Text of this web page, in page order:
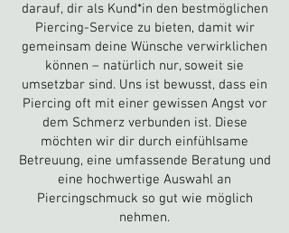
darauf, dir als Kund*in den bestmöglichen
Piercing-Service zu bieten, damit wir
gemeinsam deine Wünsche verwirklichen
können – natürlich nur, soweit sie
umsetzbar sind. Uns ist bewusst, dass ein
Piercing oft mit einer gewissen Angst vor
dem Schmerz verbunden ist. Diese
möchten wir dir durch einfühlsame
Betreuung, eine umfassende Beratung und
eine hochwertige Auswahl an
Piercingschmuck so gut wie möglich
nehmen.